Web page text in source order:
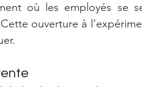
où les employés se
ouverture à